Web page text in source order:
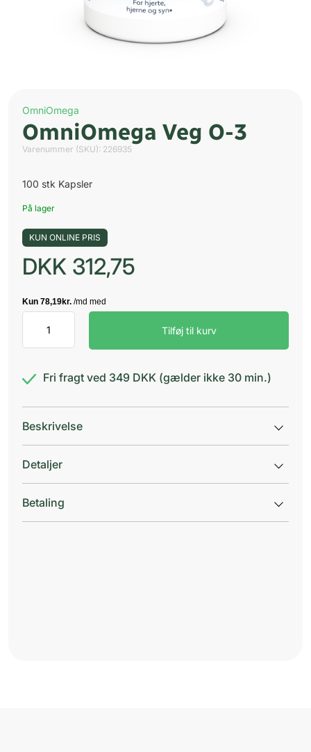
OmniOmega
OmniOmega Veg O-3
Varenummer (SKU): 226935
100 stk Kapsler
På lager
KUN ONLINE PRIS
DKK 312,75
O-
antal
Tilføj til kurv
Fri fragt ved 349 DKK (gælder ikke 30 min.)
Beskrivelse
Detaljer
Betaling